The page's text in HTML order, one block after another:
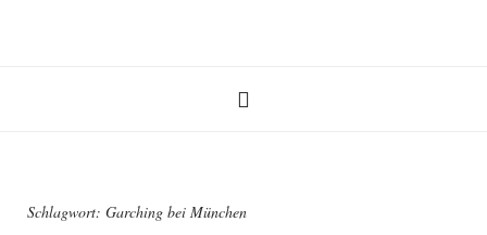
Schlagwort: Garching bei München